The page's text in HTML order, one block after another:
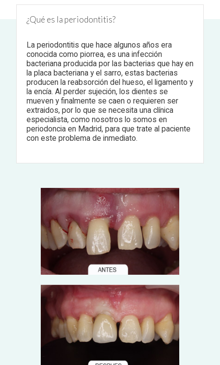
¿Qué es la periodontitis?
La periodontitis que hace algunos años era
conocida como piorrea, es una infección
bacteriana producida por las bacterias que hay en
la placa bacteriana y el sarro, estas bacterias
producen la reabsorción del hueso, el ligamento y
la encía. Al perder sujeción, los dientes se
mueven y finalmente se caen o requieren ser
extraidos, por lo que se necesita una clínica
especialista, como nosotros lo somos en
periodoncia en Madrid, para que trate al paciente
con este problema de inmediato.